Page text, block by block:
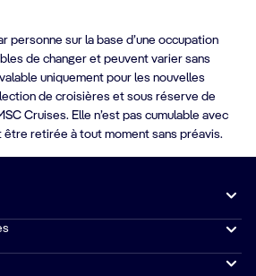
personne sur la base d’une occupation
de changer et peuvent varier sans
uniquement pour les nouvelles
de croisières et sous réserve de
Cruises. Elle n’est pas cumulable avec
retirée à tout moment sans préavis.